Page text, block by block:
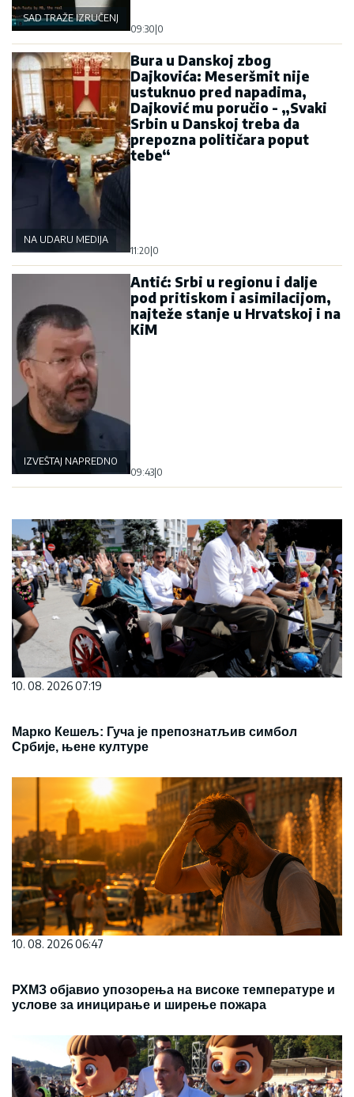
SAD TRAŽE IZRUČENJE
09:30|0
NA UDARU MEDIJA
Bura u Danskoj zbog
Dajkovića: Meseršmit nije
ustuknuo pred napadima,
Dajković mu poručio - „Svaki
Srbin u Danskoj treba da
prepozna političara poput
tebe“
11:20|0
IZVEŠTAJ NAPREDNOG KLUBA
Antić: Srbi u regionu i dalje
pod pritiskom i asimilacijom,
najteže stanje u Hrvatskoj i na
KiM
09:43|0
10. 08. 2026 07:19
Марко Кешељ: Гуча је препознатљив симбол
Србије, њене културе
10. 08. 2026 06:47
РХМЗ објавио упозорења на високе температуре и
услове за иницирање и ширење пожара